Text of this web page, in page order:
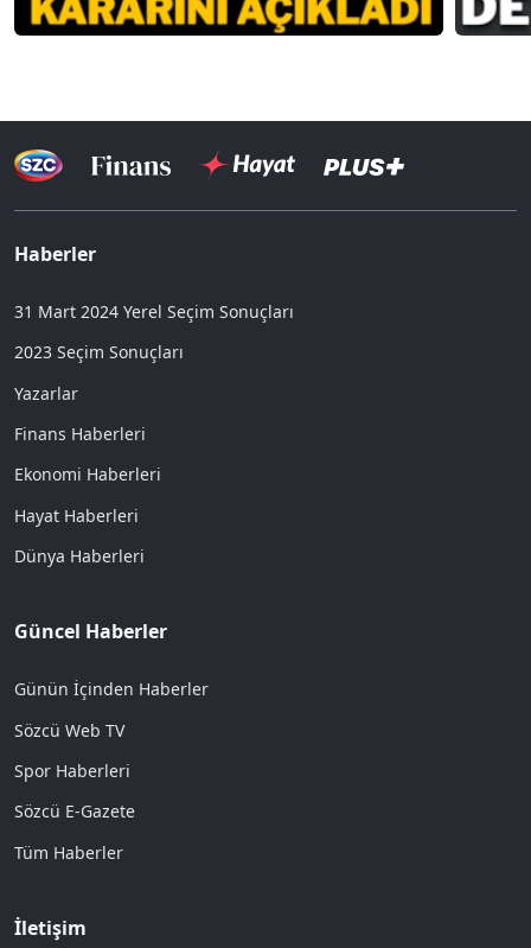
Haberler
31 Mart 2024 Yerel Seçim Sonuçları
2023 Seçim Sonuçları
Yazarlar
Finans Haberleri
Ekonomi Haberleri
Hayat Haberleri
Dünya Haberleri
Güncel Haberler
Günün İçinden Haberler
Sözcü Web TV
Spor Haberleri
Sözcü E-Gazete
Tüm Haberler
İletişim